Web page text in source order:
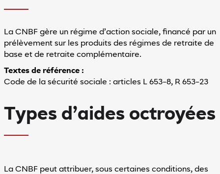
les
lignes
l'espacement entre les lignes'
Augmenter l'espacement entre les lignes
savoir
plus
La CNBF gère un régime d’action sociale, financé par un
prélèvement sur les produits des régimes de retraite de
base et de retraite complémentaire.
Textes de référence :
Code de la sécurité sociale : articles L 653-8, R 653-23
Types d’aides octroyées
La CNBF peut attribuer, sous certaines conditions, des